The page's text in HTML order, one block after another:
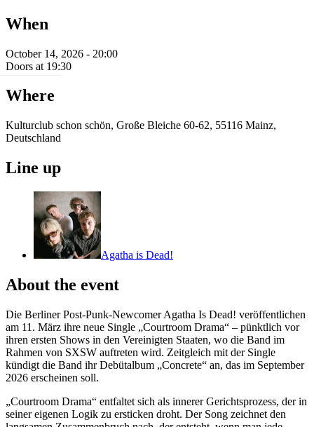
When
October 14, 2026 - 20:00
Doors at 19:30
Where
Kulturclub schon schön, Große Bleiche 60-62, 55116 Mainz,
Deutschland
Line up
Agatha is Dead!
About the event
Die Berliner Post-Punk-Newcomer Agatha Is Dead! veröffentlichen
am 11. März ihre neue Single „Courtroom Drama“ – pünktlich vor
ihren ersten Shows in den Vereinigten Staaten, wo die Band im
Rahmen von SXSW auftreten wird. Zeitgleich mit der Single
kündigt die Band ihr Debütalbum „Concrete“ an, das im September
2026 erscheinen soll.
„Courtroom Drama“ entfaltet sich als innerer Gerichtsprozess, der in
seiner eigenen Logik zu ersticken droht. Der Song zeichnet den